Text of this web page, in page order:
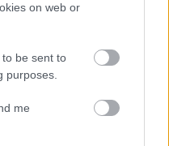
on web or
be sent to
purposes.
me